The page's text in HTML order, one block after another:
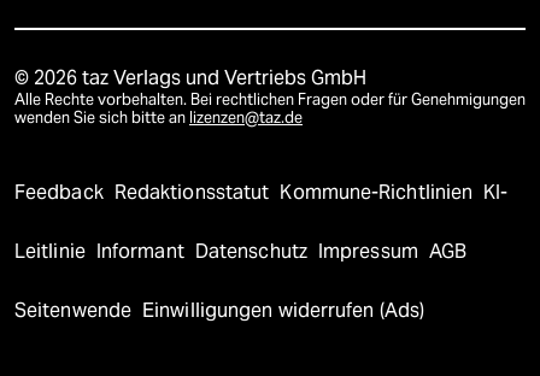
© 2026 taz Verlags und Vertriebs GmbH
Alle Rechte vorbehalten. Bei rechtlichen Fragen oder für Genehmigungen
wenden Sie sich bitte an lizenzen@taz.de
Feedback Redaktionsstatut Kommune-Richtlinien KI-
Leitlinie Informant Datenschutz Impressum AGB
Seitenwende Einwilligungen widerrufen (Ads)